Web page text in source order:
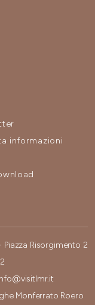
informazioni
Piazza Risorgimento 2
Monferrato Roero